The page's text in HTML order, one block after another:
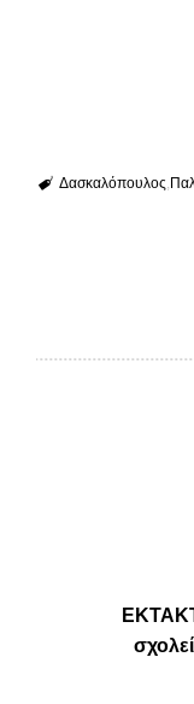
Δασκαλόπουλος